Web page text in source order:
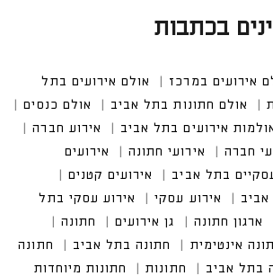
בכתבות
אירועים במרכז
אולם אירועים בתל
אולם חתונות בתל אביב
אולם כנסים
אירועים בתל אביב
אירוע חברה
חברה אירועי חתונה
אירועים
בתל אביב
אירועים קטנים
אביב
אירוע עסקי
אירוע עסקי בתל
ארגון חתונה גן אירועים
חתונה
אינטימית חתונה בתל אביב
חתונה
בתל אביב חתונות
חתונות מיוחדות